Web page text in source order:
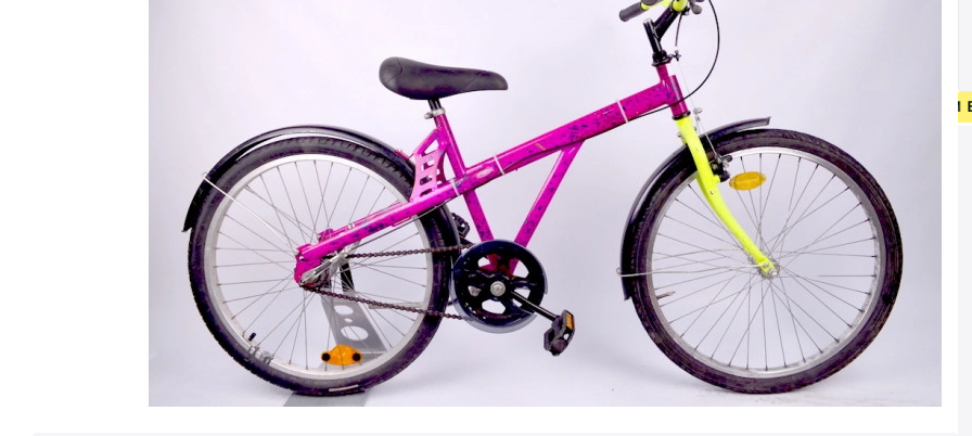
БЕЗКОШТОВНА ДОСТАВКА НА ВЕЛОСИПЕДИ ВІД 2000 ГРН • БЕЗКОШТОВНА ДОСТАВКА НА